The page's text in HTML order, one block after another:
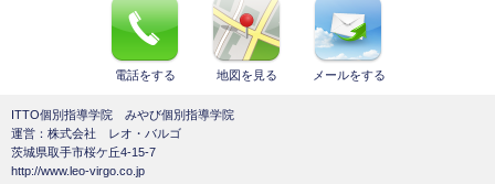
電話をする 地図を見る メールをする
ITTO個別指導学院 みやび個別指導学院
運営：株式会社 レオ・バルゴ
茨城県取手市桜ケ丘4-15-7
http://www.leo-virgo.co.jp